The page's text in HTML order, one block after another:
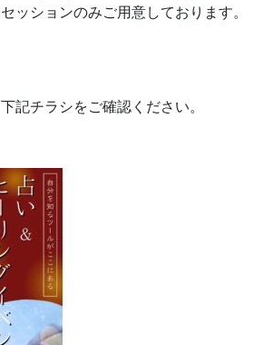
ッションのみご用意しております。
記チラシをご確認ください。